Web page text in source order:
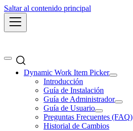
Saltar al contenido principal
Dynamic Work Item Picker
Introducción
Guía de Instalación
Guía de Administrador
Guía de Usuario
Preguntas Frecuentes (FAQ)
Historial de Cambios